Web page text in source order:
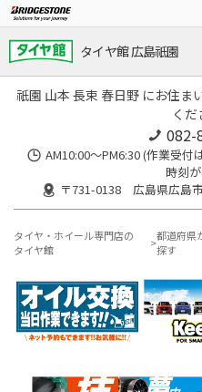
タイヤ館 広島祇園
祇園 山本 長束 春日野 にお住ま
くだ
082-
AM10:00～PM6:30 (作業受
時刻
〒731-0138 広島県広島
タイヤ・ホイール専門店の
タイヤ館
都道府県
探す